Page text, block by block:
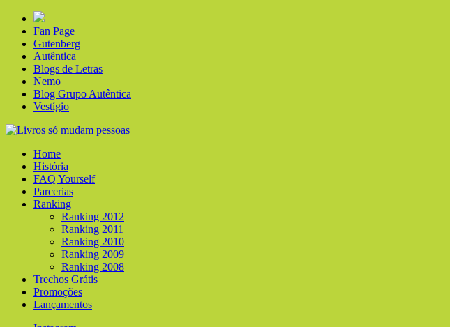
Fan Page
Gutenberg
Autêntica
Blogs de Letras
Nemo
Blog Grupo Autêntica
Vestígio
Home
História
FAQ Yourself
Parcerias
Ranking
Ranking 2012
Ranking 2011
Ranking 2010
Ranking 2009
Ranking 2008
Trechos Grátis
Promoções
Lançamentos